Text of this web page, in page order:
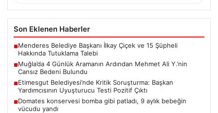
Son Eklenen Haberler
■Menderes Belediye Başkanı İlkay Çiçek ve 15 Şüpheli
Hakkında Tutuklama Talebi
■Muğla’da 4 Günlük Aramanın Ardından Mehmet Ali Y.’nin
Cansız Bedeni Bulundu
■Etimesgut Belediyesi’nde Kritik Soruşturma: Başkan
Yardımcısının Uyuşturucu Testi Pozitif Çıktı
■Domates konservesi bomba gibi patladı, 9 aylık bebeğin
vücudu yandı